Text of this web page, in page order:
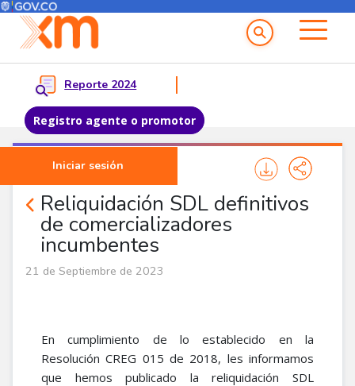
Pasar al contenido principal
Menú del Usuario
Reporte 2024
Registro agente o promotor
Iniciar sesión
Menu principal
Reliquidación SDL definitivos
de comercializadores
incumbentes
Noticias Agentes
21 de Septiembre de 2023
En cumplimiento de lo establecido en la
Resolución CREG 015 de 2018, les informamos
que hemos publicado la reliquidación SDL